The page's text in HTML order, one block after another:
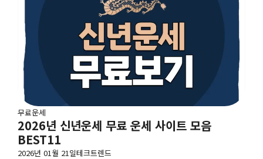
무료운세
2026년 신년운세 무료 운세 사이트 모음
BEST11
2026년 01월 21일테크트렌드